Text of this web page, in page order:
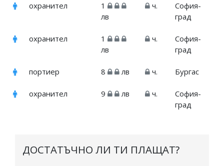
охранител
1
лв
ч.
София-
град
охранител
1
лв
ч.
София-
град
портиер 8 лв ч. Бургас
охранител 9 лв ч.
София-
град
ДОСТАТЪЧНО ЛИ ТИ ПЛАЩАТ?